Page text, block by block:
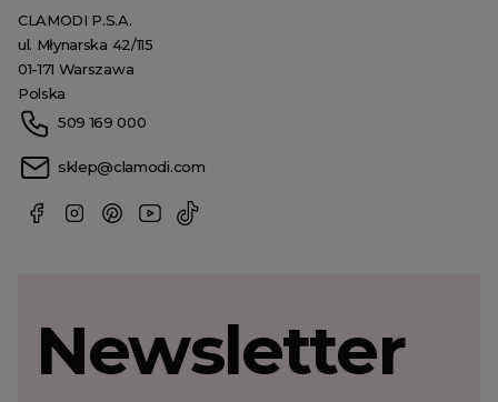
CLAMODI P.S.A.
ul. Młynarska 42/115
01-171 Warszawa
Polska
509 169 000
sklep@clamodi.com
Newsletter